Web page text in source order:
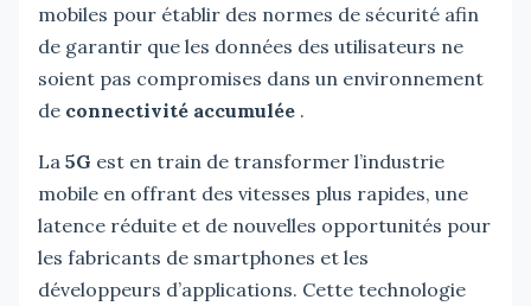
mobiles pour établir des normes de sécurité afin
de garantir que les données des utilisateurs ne
soient pas compromises dans un environnement
de connectivité accumulée .
La 5G est en train de transformer l’industrie
mobile en offrant des vitesses plus rapides, une
latence réduite et de nouvelles opportunités pour
les fabricants de smartphones et les
développeurs d’applications. Cette technologie